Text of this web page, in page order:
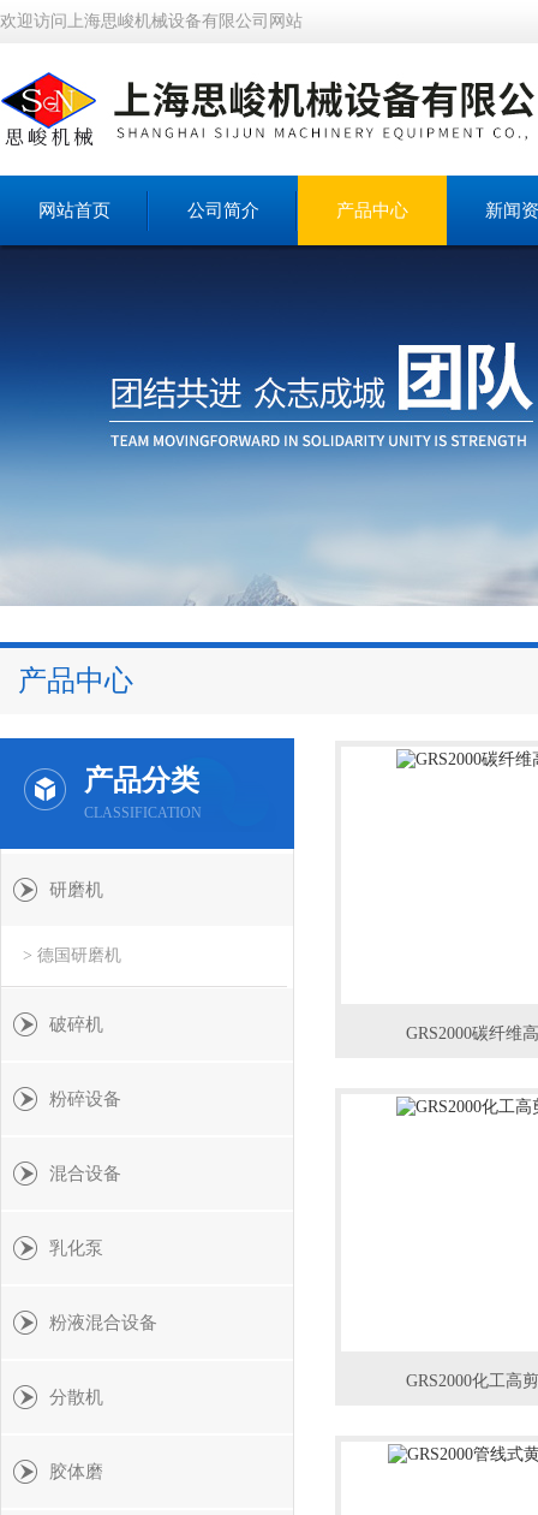
欢迎访问上海思峻机械设备有限公司网站
网站首页 公司简介 产品中心 新闻
产品中心
产品分类
CLASSIFICATION
研磨机
> 德国研磨机
破碎机
粉碎设备
混合设备
乳化泵
粉液混合设备
分散机
胶体磨
GRS2000碳纤维
GRS2000化工高